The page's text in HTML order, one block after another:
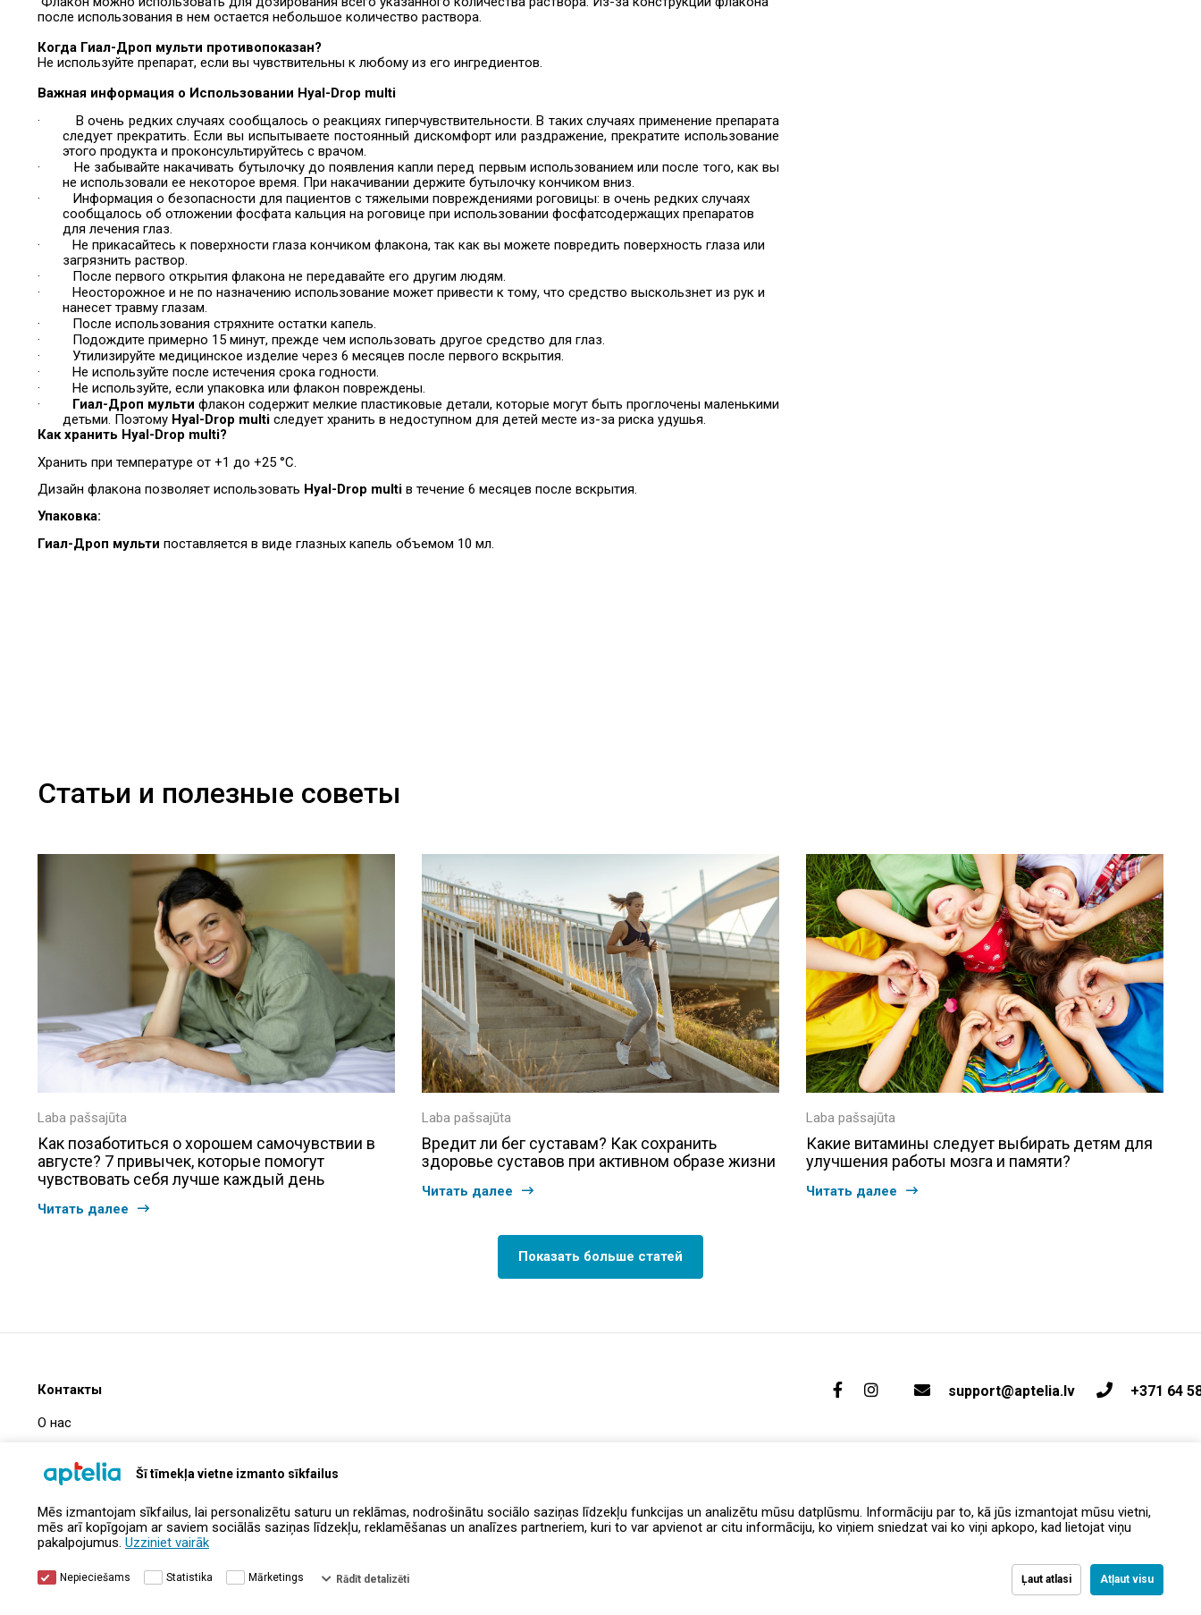
Šī tīmekļa vietne izmanto sīkfailus
Mēs izmantojam sīkfailus, lai personalizētu saturu un reklāmas, nodrošinātu sociālo saziņas līdzekļu funkcijas un analizētu mūsu datplūsmu. Informāciju par to, kā jūs izmantojat mūsu vietni,
mēs arī kopīgojam ar saviem sociālās saziņas līdzekļu, reklamēšanas un analīzes partneriem, kuri to var apvienot ar citu informāciju, ko viņiem sniedzat vai ko viņi apkopo, kad lietojat viņu
pakalpojumus. Uzziniet vairāk
Ļaut atlasi Atļaut visu
Nepieciešams Statistika Mārketings Rādīt detalizēti
после использования в нем остается небольшое количество раствора.
Когда Гиал-Дроп мульти противопоказан?
Не используйте препарат, если вы чувствительны к любому из его ингредиентов.
Важная информация о Использовании Hyal-Drop multi
· В очень редких случаях сообщалось о реакциях гиперчувствительности. В таких случаях применение препарата
следует прекратить. Если вы испытываете постоянный дискомфорт или раздражение, прекратите использование
этого продукта и проконсультируйтесь с врачом.
· Не забывайте накачивать бутылочку до появления капли перед первым использованием или после того, как вы
не использовали ее некоторое время. При накачивании держите бутылочку кончиком вниз.
· Информация о безопасности для пациентов с тяжелыми повреждениями роговицы: в очень редких случаях
сообщалось об отложении фосфата кальция на роговице при использовании фосфатсодержащих препаратов
для лечения глаз.
· Не прикасайтесь к поверхности глаза кончиком флакона, так как вы можете повредить поверхность глаза или
загрязнить раствор.
· После первого открытия флакона не передавайте его другим людям.
· Неосторожное и не по назначению использование может привести к тому, что средство выскользнет из рук и
нанесет травму глазам.
· После использования стряхните остатки капель.
· Подождите примерно 15 минут, прежде чем использовать другое средство для глаз.
· Утилизируйте медицинское изделие через 6 месяцев после первого вскрытия.
· Не используйте после истечения срока годности.
· Не используйте, если упаковка или флакон повреждены.
· Гиал-Дроп мульти флакон содержит мелкие пластиковые детали, которые могут быть проглочены маленькими
детьми. Поэтому Hyal-Drop multiследует хранить в недоступном для детей месте из-за риска удушья.
Как хранить Hyal-Drop multi?
Хранить при температуре от +1 до +25 °C.
Дизайн флакона позволяет использовать Hyal-Drop multi в течение 6 месяцев после вскрытия.
Упаковка:
Гиал-Дроп мульти поставляется в виде глазных капель объемом 10 мл.
Статьи и полезные советы
Laba pašsajūta
Как позаботиться о хорошем самочувствии в
августе? 7 привычек, которые помогут
чувствовать себя лучше каждый день
Читать далее
Laba pašsajūta
Вредит ли бег суставам? Как сохранить
здоровье суставов при активном образе жизни
Читать далее
Laba pašsajūta
Какие витамины следует выбирать детям для
улучшения работы мозга и памяти?
Читать далее
Показать больше статей
Контакты
О нас
Информация о компании
Контакты
support@aptelia.lv +371 64